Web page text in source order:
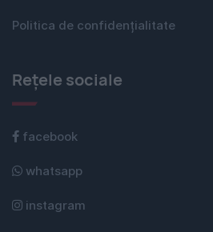
Politica de confidențialitate
Rețele sociale
facebook
whatsapp
instagram